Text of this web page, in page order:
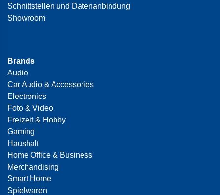
Schnittstellen und Datenanbindung
Showroom
Brands
Audio
Car Audio & Accessories
Electronics
Foto & Video
Freizeit & Hobby
Gaming
Haushalt
Home Office & Business
Merchandising
Smart Home
Spielwaren